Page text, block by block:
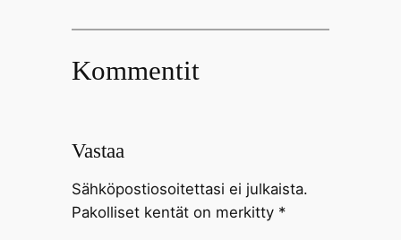
Kommentit
Vastaa
Sähköpostiosoitettasi ei julkaista.
Pakolliset kentät on merkitty *